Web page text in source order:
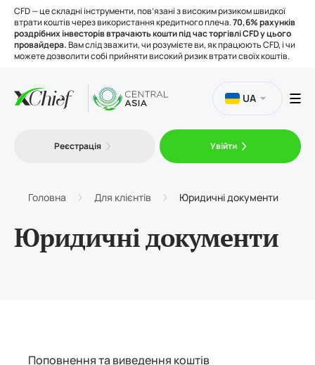
CFD — це складні інструменти, пов’язані з високим ризиком швидкої
втрати коштів через використання кредитного плеча.70,6% рахунків
роздрібних інвесторів втрачають кошти під час торгівлі CFD у цього
провайдера.Вам слід зважити, чи розумієте ви, як працюють CFD, і чи
можете дозволити собі прийняти високий ризик втрати своїх коштів.
Торгівля
Інструменти
UA
Реєстрація Увійти
Головна Для клієнтів Юридичні документи
Юридичні документи
Поповнення та виведення коштів